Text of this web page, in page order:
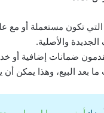
التي تكون مستعملة أو مع
والأصلية.
ضمانات إضافية أو
بعد البيع، وهذا يمكن